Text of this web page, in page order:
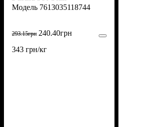
7613035118744
293.15грн 240.40грн
343 грн/кг